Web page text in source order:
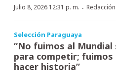
Julio 8, 2026 12:31 p. m. ·
Selección Paraguaya
“No fuimos al Mundial
para competir; fuimos
hacer historia”